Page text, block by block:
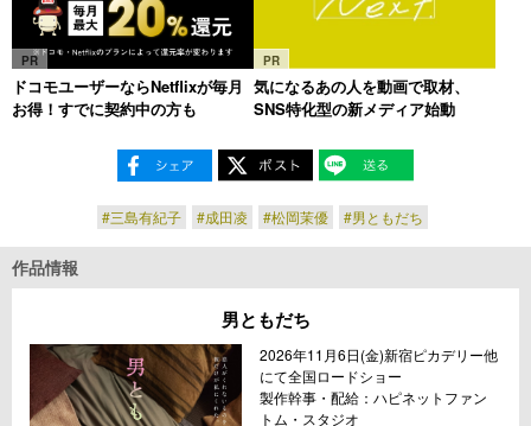
PR
ドコモユーザーならNetflixが毎月
お得！すでに契約中の方も
PR
気になるあの人を動画で取材、
SNS特化型の新メディア始動
#三島有紀子 #成田凌 #松岡茉優 #男ともだち
作品情報
男ともだち
2026年11月6日(金)新宿ピカデリー他
にて全国ロードショー
製作幹事・配給：ハピネットファン
トム・スタジオ